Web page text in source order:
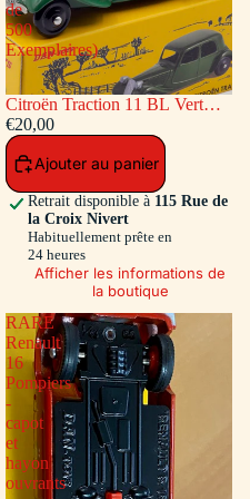
de
500
Exemplaires)
Citroën Traction 11 BL Vert
(Série de 500 Exemplaires)
€20,00
Ajouter au panier
Retrait disponible à 115 Rue de
la Croix Nivert
Habituellement prête en
24 heures
Afficher les informations de
la boutique
RARE
Renault
16
Pompiers
-
capot
et
hayon
ouvrants